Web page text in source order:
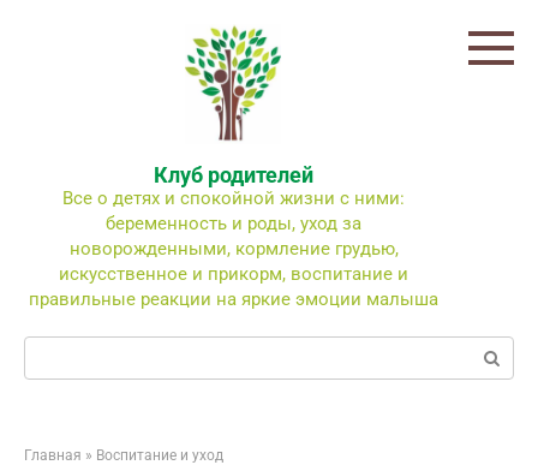
Клуб родителей
Все о детях и спокойной жизни с ними:
беременность и роды, уход за
новорожденными, кормление грудью,
искусственное и прикорм, воспитание и
правильные реакции на яркие эмоции малыша
Поиск:
Главная » Воспитание и уход